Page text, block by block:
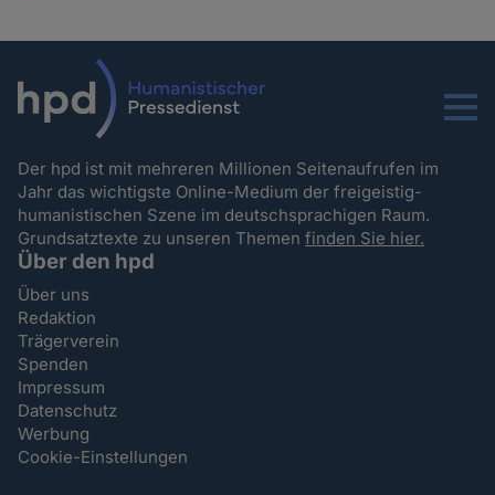
Menu
Der hpd ist mit mehreren Millionen Seitenaufrufen im
Jahr das wichtigste Online-Medium der freigeistig-
humanistischen Szene im deutschsprachigen Raum.
Grundsatztexte zu unseren Themenfinden Sie hier.
Über den hpd
Über uns
Redaktion
Trägerverein
Spenden
Impressum
Datenschutz
Werbung
Cookie-Einstellungen